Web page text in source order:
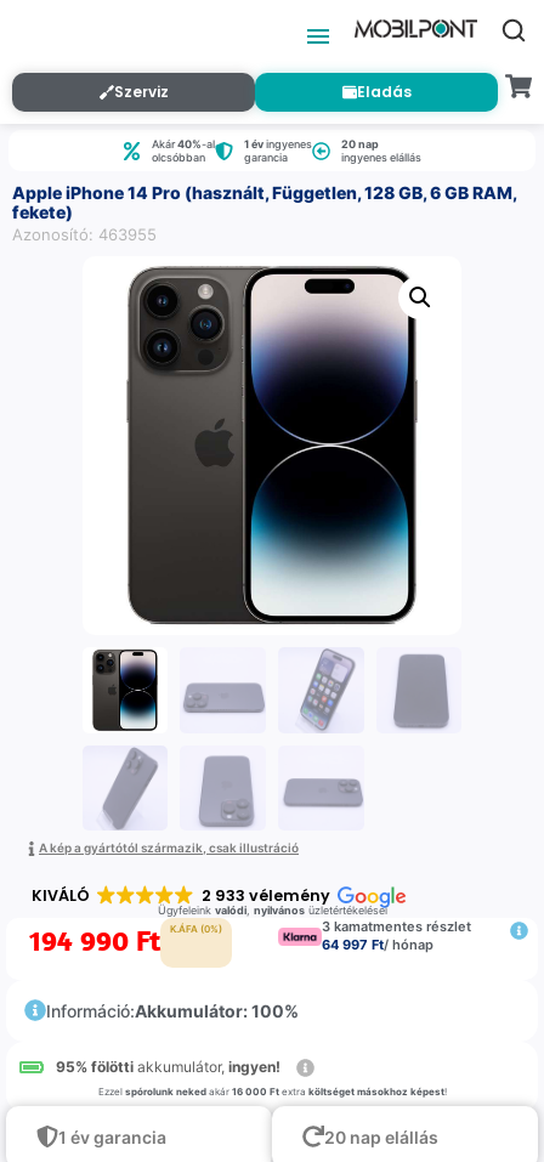
Szerviz Eladás
Akár40%-al
olcsóbban
1 évingyenes
garancia
20 nap
ingyenes elállás
Apple iPhone 14 Pro (használt, Független, 128 GB, 6 GB RAM,
fekete)
Azonosító: 463955
A kép a gyártótól származik, csak illustráció
KIVÁLÓ 2 933 vélemény
Ügyfeleink valódi, nyilvánosüzletértékelései
194 990 Ft K.ÁFA (0%)
3 kamatmentes részlet
64 997 Ft/ hónap
Információ:Akkumulátor: 100%
95% fölötti akkumulátor, ingyen!
Ezzel spórolunk nekedakár 16 000 Ftextra költséget másokhoz képest!
1 év garancia 20 nap elállás